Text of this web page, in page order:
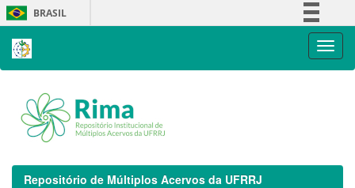
Skip
navigation
BRASIL
Repositório de Múltiplos Acervos da UFRRJ